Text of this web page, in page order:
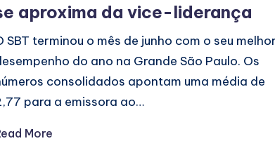
aproxima da vice-liderança
SBT terminou o mês de junho com o seu melhor
do ano na Grande São Paulo. Os
consolidados apontam uma média de
para a emissora ao…
More